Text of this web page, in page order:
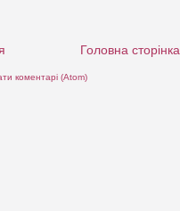
Головна сторінка
коментарі (Atom)